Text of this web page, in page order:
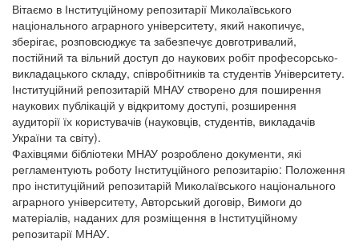
Вітаємо в Інституційному репозитарії Миколаївського
національного аграрного університету, який накопичує,
зберігає, розповсюджує та забезпечує довготривалий,
постійний та вільний доступ до наукових робіт професорсько-
викладацького складу, співробітників та студентів Університету.
Інституційний репозитарій МНАУ створено для поширення
наукових публікацій у відкритому доступі, розширення
аудиторії їх користувачів (науковців, студентів, викладачів
України та світу).
Фахівцями бібліотеки МНАУ розроблено документи, які
регламентують роботу Інституційного репозитарію: Положення
про інституційний репозитарій Миколаївського національного
аграрного університету, Авторський договір, Вимоги до
матеріалів, наданих для розміщення в Інституційному
репозитарії МНАУ.